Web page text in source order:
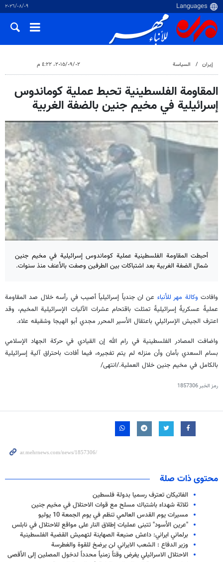
٠٩‏/٠٨‏/٢٠٢٦
إيران السياسة ٠٢‏/٠٩‏/٢٠١٥، ٤:٢٢ م
المقاومة الفلسطينية تحبط عملية كوماندوس
إسرائيلية في مخيم جنين بالضفة الغربية
أحبطت المقاومة الفلسطينية عملية كوماندوس إسرائيلية في مخيم جنين
شمال الضفة الغربية بعد اشتباكات بين الطرفين وصفت بالأعنف منذ سنوات.
وافادت وكالة مهر للأنباء عن ان جندياً إسرائيلياً أصيب في رأسه خلال صد المقاومة
عمليةً عسكريةً إسرائيليةً تمثلت باقتحام عشرات الآليات الإسرائيلية المخيم، وقد
اعترف الجيش الإسرائيلي باعتقال الأسير المحرر مجدي أبو الهيجا وشقيقه علاء.
واضافت المصادر الفلسطينية في رام الله إن القيادي في حركة الجهاد الإسلامي
بسام السعدي بأمان وأن منزله لم يتم تفجيره، فيما أفادت باحتراق آلية إسرائيلية
بالكامل في مخيم جنين خلال العملية./انتهى/
رمز الخبر1857306
محتوى ذات صلة
الفاتيكان تعترف رسميا بدولة فلسطين
ثلاثة شهداء باشتباك مسلح مع قوات الاحتلال في مخيم جنين
مسيرات يوم القدس العالمي تنظم في يوم الجمعة 10 يوليو
"عرين الأسود" تتبنى عمليات إطلاق النار على مواقع للاحتلال في نابلس
برلماني ايراني: داعش صنيعة الصهاينة لتهميش القضية الفلسطينية
وزير الدفاع : الشعب الايراني لن يرضخ للقوة والغطرسة
الاحتلال الاسرائيلي يفرض وقتاً زمنياً محدداً لدخول المصلين إلى الأقصى